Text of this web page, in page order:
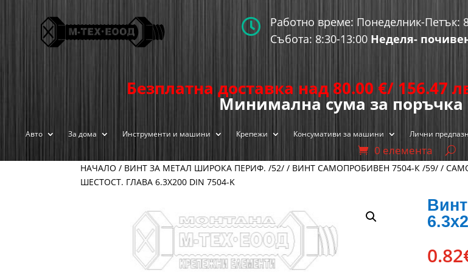

Работно време: Понеделник-Петък:
Събота: 8:30-13:00 Неделя-
Безплатна доставка над 80.00 €/ 156.47
Минимална сума за поръчка
Авто За дома Инструменти и машини Крепежи Консумативи за машини Лични
0 елемента
НАЧАЛО / ВИНТ ЗА МЕТАЛ ШИРОКА ПЕРИФ. /52/ / ВИНТ САМОПРОБИВЕН 7504-К /59/ /
ШЕСТОСТ. ГЛАВА 6.3Х200 DIN 7504-K
0.82